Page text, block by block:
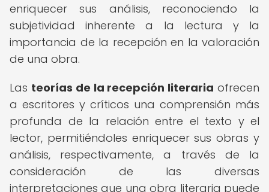
enriquecer sus análisis, reconociendo la
subjetividad inherente a la lectura y la
importancia de la recepción en la valoración
de una obra.
Las teorías de la recepción literaria ofrecen
a escritores y críticos una comprensión más
profunda de la relación entre el texto y el
lector, permitiéndoles enriquecer sus obras y
análisis, respectivamente, a través de la
consideración de las diversas
interpretaciones que una obra literaria puede